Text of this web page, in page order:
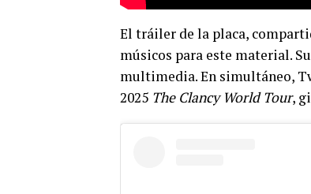
El tráiler de la placa,
músicos para este material.
multimedia. En simultáneo,
2025 The Clancy World Tour,